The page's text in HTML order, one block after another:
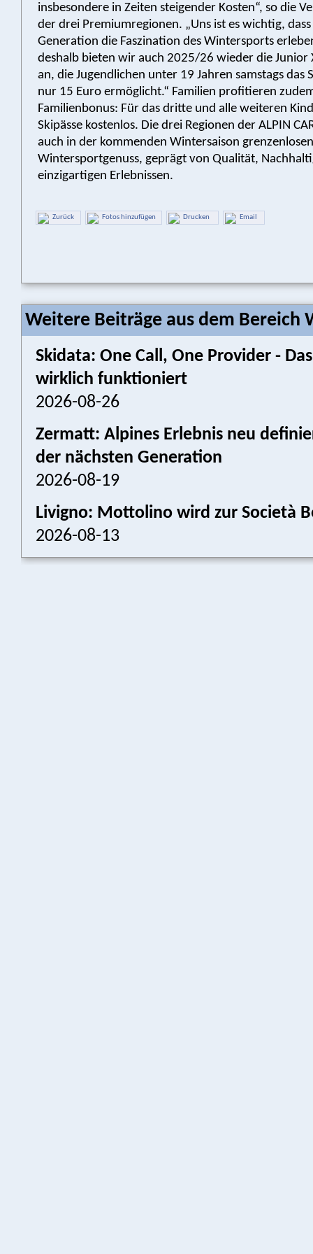
insbesondere in Zeiten steigender Kosten“, so die
der drei Premiumregionen. „Uns ist es wichtig,
Generation die Faszination des Wintersports
deshalb bieten wir auch 2025/26 wieder die Junior
an, die Jugendlichen unter 19 Jahren samstags das
nur 15 Euro ermöglicht.“ Familien profitieren
Familienbonus: Für das dritte und alle weiteren
Skipässe kostenlos. Die drei Regionen der ALPIN
auch in der kommenden Wintersaison grenzenlosen
Wintersportgenuss, geprägt von Qualität,
einzigartigen Erlebnissen.
Zurück Fotos hinzufügen Drucken Email
Weitere Beiträge aus dem Bereich
Skidata: One Call, One Provider -
wirklich funktioniert
2026-08-26
Zermatt: Alpines Erlebnis neu
der nächsten Generation
2026-08-19
Livigno: Mottolino wird zur Società
2026-08-13